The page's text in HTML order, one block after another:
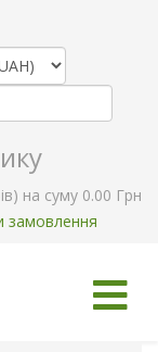
на суму 0.00 Грн